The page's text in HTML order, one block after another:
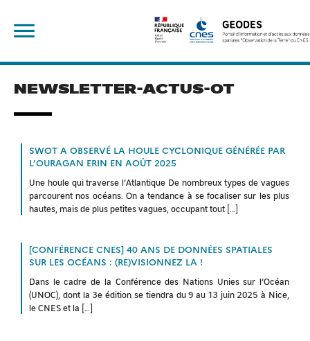
content
NEWSLETTER-ACTUS-OT
SWOT A OBSERVÉ LA HOULE CYCLONIQUE GÉNÉRÉE PAR
L’OURAGAN ERIN EN AOÛT 2025
Une houle qui traverse l’Atlantique De nombreux types de vagues
parcourent nos océans. On a tendance à se focaliser sur les plus
hautes, mais de plus petites vagues, occupant tout […]
[CONFÉRENCE CNES] 40 ANS DE DONNÉES SPATIALES
SUR LES OCÉANS : (RE)VISIONNEZ LA !
Dans le cadre de la Conférence des Nations Unies sur l’Océan
(UNOC), dont la 3e édition se tiendra du 9 au 13 juin 2025 à Nice,
le CNES et la […]